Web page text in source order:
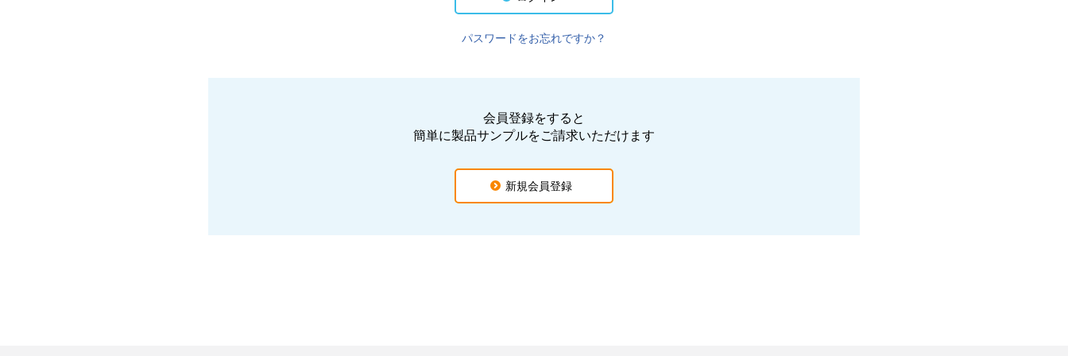
パスワードをお忘れですか？
会員登録をすると
簡単に製品サンプルをご請求いただけます
新規会員登録